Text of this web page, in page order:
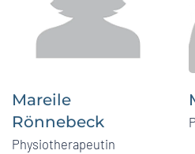
Mareile
Rönnebeck
Physiotherapeutin